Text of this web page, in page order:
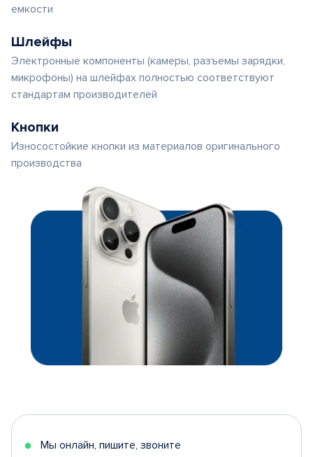
емкости
Шлейфы
Электронные компоненты (камеры, разъемы зарядки,
микрофоны) на шлейфах полностью соответствуют
стандартам производителей
Кнопки
Износостойкие кнопки из материалов оригинального
производства
Мы онлайн, пишите, звоните